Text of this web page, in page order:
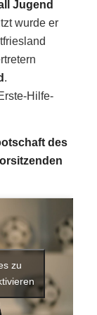
Jugend
wurde er
.
Hilfe-
des
zu